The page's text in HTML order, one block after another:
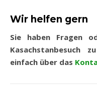
Wir helfen gern
Sie haben Fragen
Kasachstanbesuch
einfach über das